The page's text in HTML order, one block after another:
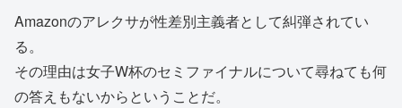
Amazonのアレクサが性差別主義者として糾弾されてい
る。
その理由は女子W杯のセミファイナルについて尋ねても何
の答えもないからということだ。